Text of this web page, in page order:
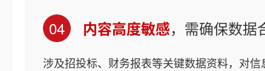
04 内容高度敏感，需确保数据
涉及招投标、财务报表等关键数据资料，对